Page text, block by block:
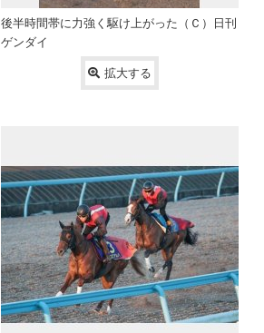
後半時間帯に力強く駆け上がった（Ｃ）日刊
ゲンダイ
拡大する